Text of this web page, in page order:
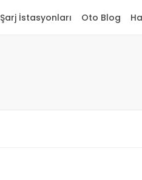
Şarj İstasyonları Oto Blog